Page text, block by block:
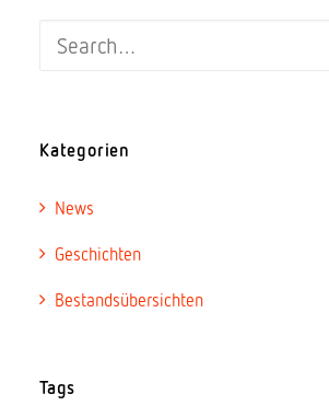
Kategorien
News
Geschichten
Bestandsübersichten
Tags